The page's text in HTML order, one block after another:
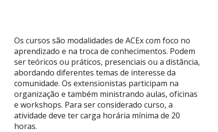
Os cursos são modalidades de ACEx com foco no
aprendizado e na troca de conhecimentos. Podem
ser teóricos ou práticos, presenciais ou a distância,
abordando diferentes temas de interesse da
comunidade. Os extensionistas participam na
organização e também ministrando aulas, oficinas
e workshops. Para ser considerado curso, a
atividade deve ter carga horária mínima de 20
horas.